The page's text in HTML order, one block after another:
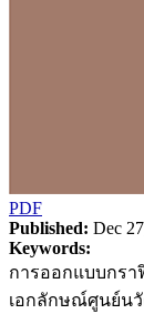
PDF
Published: Dec
Keywords:
การออกแบบกรา
เอกลักษณ์ศูนย์น